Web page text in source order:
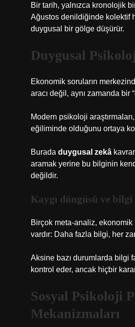
Bir tarih, yalnızca kronolojik
Ağustos denildiğinde kolektif
duygusal bir gölge düşürür.
Duygusal
Ekonomik soruların
aracı değil, aynı zamanda bir
Modern psikoloji
eğiliminde olduğunu ortaya
Burada duygusal zekâ
aramak yerine bu bilginin
değildir.
Kaygı döngüsü ve bilgi
Birçok meta-analiz, ekonomik
vardır: Daha fazla bilgi, her
Aksine bazı durumlarda bilgi
kontrol eder, ancak hiçbir
Sosyal Psikoloji
Mekanizmaları